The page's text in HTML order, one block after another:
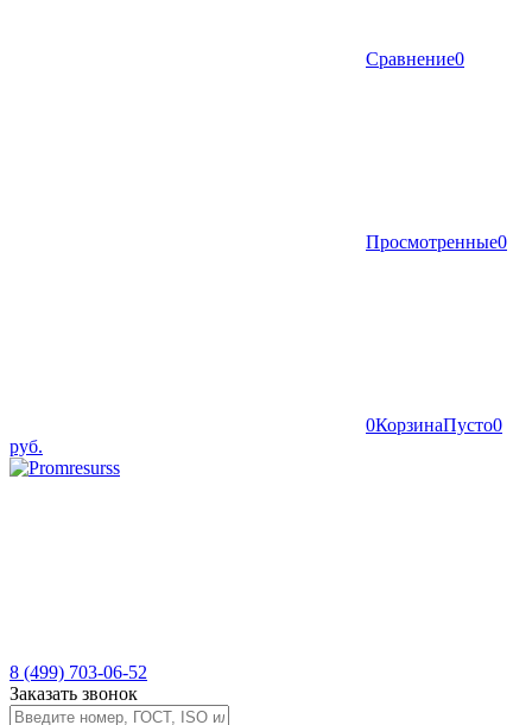
Сравнение0
Просмотренные0
0КорзинаПусто0
руб.
8 (499) 703-06-52
Заказать звонок